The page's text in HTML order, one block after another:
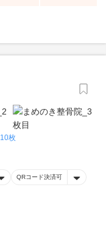
10枚
QRコード決済可